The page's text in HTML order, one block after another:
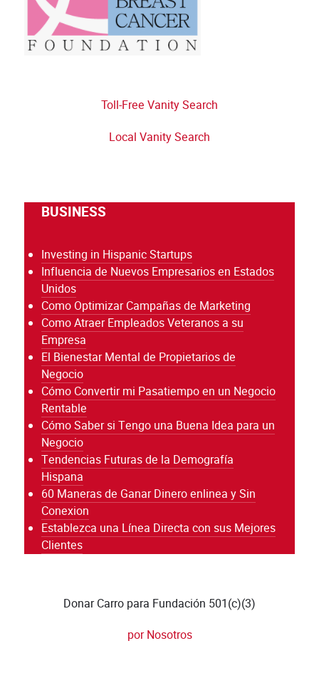
Toll-Free Vanity Search
Local Vanity Search
BUSINESS
Investing in Hispanic Startups
Influencia de Nuevos Empresarios en Estados
Unidos
Como Optimizar Campañas de Marketing
Como Atraer Empleados Veteranos a su
Empresa
El Bienestar Mental de Propietarios de
Negocio
Cómo Convertir mi Pasatiempo en un Negocio
Rentable
Cómo Saber si Tengo una Buena Idea para un
Negocio
Tendencias Futuras de la Demografía
Hispana
60 Maneras de Ganar Dinero enlinea y Sin
Conexion
Establezca una Línea Directa con sus Mejores
Clientes
Donar Carro para Fundación 501(c)(3)
por Nosotros